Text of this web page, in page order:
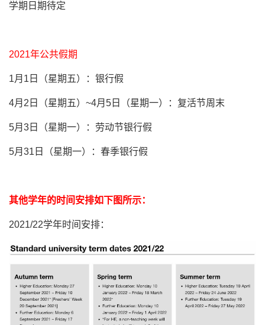
学期日期待定
2021年公共假期
1月1日（星期五）：银行假
4月2日（星期五）~4月5日（星期一）：复活节周末
5月3日（星期一）：劳动节银行假
5月31日（星期一）：春季银行假
其他学年的时间安排如下图所示：
2021/22学年时间安排：